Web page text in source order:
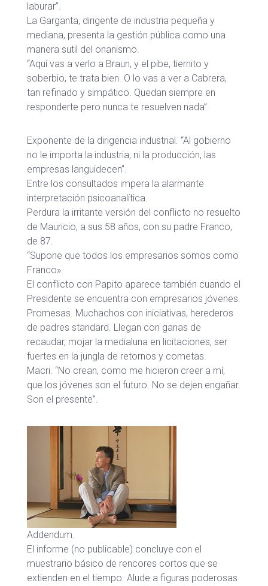
laburar”.
La Garganta, dirigente de industria pequeña y
mediana, presenta la gestión pública como una
manera sutil del onanismo.
“Aquí vas a verlo a Braun, y el pibe, tiernito y
soberbio, te trata bien. O lo vas a ver a Cabrera,
tan refinado y simpático. Quedan siempre en
responderte pero nunca te resuelven nada”.
Exponente de la dirigencia industrial. “Al gobierno
no le importa la industria, ni la producción, las
empresas languidecen”.
Entre los consultados impera la alarmante
interpretación psicoanalítica.
Perdura la irritante versión del conflicto no resuelto
de Mauricio, a sus 58 años, con su padre Franco,
de 87.
“Supone que todos los empresarios somos como
Franco».
El conflicto con Papito aparece también cuando el
Presidente se encuentra con empresarios jóvenes.
Promesas. Muchachos con iniciativas, herederos
de padres standard. Llegan con ganas de
recaudar, mojar la medialuna en licitaciones, ser
fuertes en la jungla de retornos y cometas.
Macri. “No crean, como me hicieron creer a mí,
que los jóvenes son el futuro. No se dejen engañar.
Son el presente”.
Addendum.
El informe (no publicable) concluye con el
muestrario básico de rencores cortos que se
extienden en el tiempo. Alude a figuras poderosas